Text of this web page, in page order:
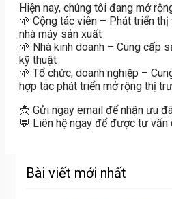
Hiện nay, chúng tôi đang mở
🌱 Cộng tác viên – Phát triển
nhà máy sản xuất
🌱 Nhà kinh doanh – Cung cấp
kỹ thuật
🌱 Tổ chức, doanh nghiệp –
hợp tác phát triển mở rộng thị
📩 Gửi ngay email để nhận ưu
💬 Liên hệ ngay để được tư vấn
Bài viết mới nhất